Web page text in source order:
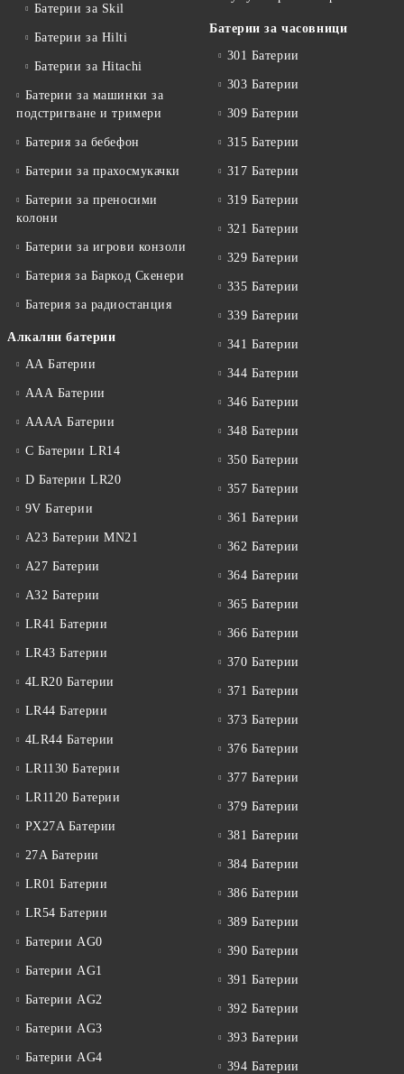
Батерии за Skil
Батерии за Hilti
Батерии за Hitachi
Батерии за машинки за
подстригване и тримери
Батерия за бебефон
Батерии за прахосмукачки
Батерии за преносими
колони
Батерии за игрови конзоли
Батерия за Баркод Скенери
Батерия за радиостанция
Алкални батерии
АА Батерии
ААА Батерии
АААА Батерии
C Батерии LR14
D Батерии LR20
9V Батерии
A23 Батерии MN21
A27 Батерии
A32 Батерии
LR41 Батерии
LR43 Батерии
4LR20 Батерии
LR44 Батерии
4LR44 Батерии
LR1130 Батерии
LR1120 Батерии
PX27A Батерии
27A Батерии
LR01 Батерии
LR54 Батерии
Батерии AG0
Батерии AG1
Батерии AG2
Батерии AG3
Батерии AG4
Батерии за часовници
301 Батерии
303 Батерии
309 Батерии
315 Батерии
317 Батерии
319 Батерии
321 Батерии
329 Батерии
335 Батерии
339 Батерии
341 Батерии
344 Батерии
346 Батерии
348 Батерии
350 Батерии
357 Батерии
361 Батерии
362 Батерии
364 Батерии
365 Батерии
366 Батерии
370 Батерии
371 Батерии
373 Батерии
376 Батерии
377 Батерии
379 Батерии
381 Батерии
384 Батерии
386 Батерии
389 Батерии
390 Батерии
391 Батерии
392 Батерии
393 Батерии
394 Батерии